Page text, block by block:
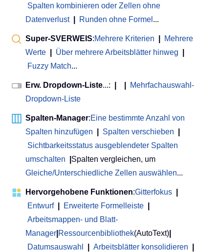
Spalten kombinieren oder Zellen ohne
Datenverlust
Runden ohne Formel ...
Super-SVERWEIS:Mehrere Kriterien
Mehrere
Werte
Über mehrere Arbeitsblätter hinweg
Fuzzy Match...
Erw. Dropdown-Liste...:
Mehrfachauswahl-
Dropdown-Liste
Spalten-Manager:Eine bestimmte Anzahl von
Spalten hinzufügen
Spalten verschieben
Sichtbarkeitsstatus ausgeblendeter Spalten
umschalten
Spalten vergleichen, um
Gleiche/Unterschiedliche Zellen auswählen...
Hervorgehobene Funktionen:Gitterfokus
Entwurf
Erweiterte Formelleiste
Arbeitsmappen- und Blatt-
Manager Ressourcenbibliothek(AutoText)
Datumsauswahl
Arbeitsblätter konsolidieren